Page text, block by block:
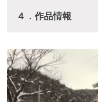
４．作品情報